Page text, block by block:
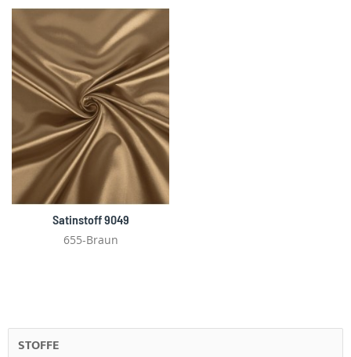
Satinstoff 9049
655-Braun
STOFFE